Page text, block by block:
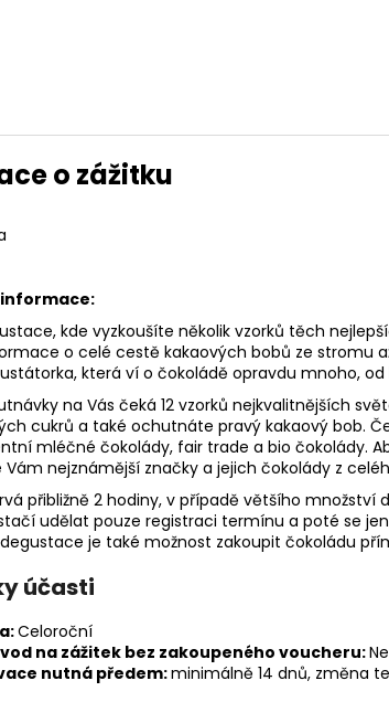
o zážitku
kde vyzkoušíte několik vzorků těch
o celé cestě kakaových bobů ze stromu
, která ví o čokoládě opravdu mnoho, od
na Vás čeká 12 vzorků nejkvalitnějších
cukrů a také ochutnáte pravý kakaový bob.
mléčné čokolády, fair trade a bio čokolády.
nejznámější značky a jejich čokolády z
přibližně 2 hodiny, v případě většího množství
udělat pouze registraci termínu a poté se
je také možnost zakoupit čokoládu
účasti
Celoroční
na zážitek bez zakoupeného voucheru:Ne
nutná předem:minimálně 14 dnů, změna